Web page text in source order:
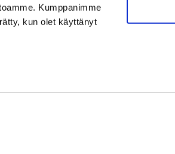
Kumppanimme
kun olet käyttänyt
muutokset aukioloaikoihin
eventuella ändringar av öppettiderna